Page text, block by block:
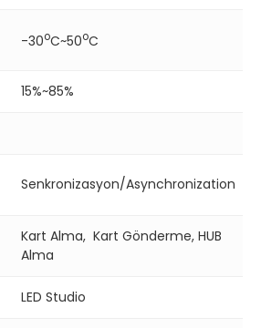
-30oC~50oC
15%~85%
Senkronizasyon/Asynchronization
Kart Alma, Kart Gönderme, HUB
Alma
LED Studio